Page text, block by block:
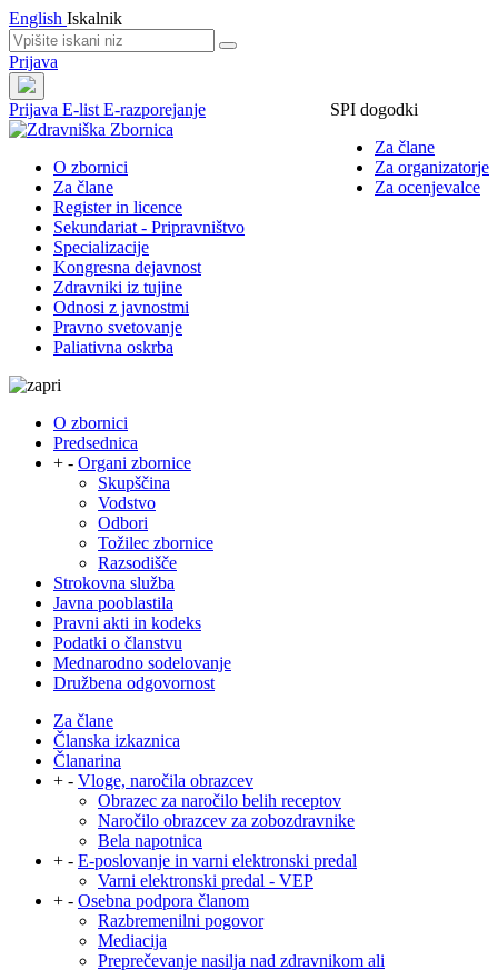
English Iskalnik
Prijava
Prijava
SPI dogodki
Za člane
Za organizatorje
Za ocenjevalce
E-list E-razporejanje
O zbornici
Za člane
Register in licence
Sekundariat - Pripravništvo
Specializacije
Kongresna dejavnost
Zdravniki iz tujine
Odnosi z javnostmi
Pravno svetovanje
Paliativna oskrba
O zbornici
Predsednica
+ - Organi zbornice
Skupščina
Vodstvo
Odbori
Tožilec zbornice
Razsodišče
Strokovna služba
Javna pooblastila
Pravni akti in kodeks
Podatki o članstvu
Mednarodno sodelovanje
Družbena odgovornost
Za člane
Članska izkaznica
Članarina
+ - Vloge, naročila obrazcev
Obrazec za naročilo belih receptov
Naročilo obrazcev za zobozdravnike
Bela napotnica
+ - E-poslovanje in varni elektronski predal
Varni elektronski predal - VEP
+ - Osebna podpora članom
Razbremenilni pogovor
Mediacija
Preprečevanje nasilja nad zdravnikom ali